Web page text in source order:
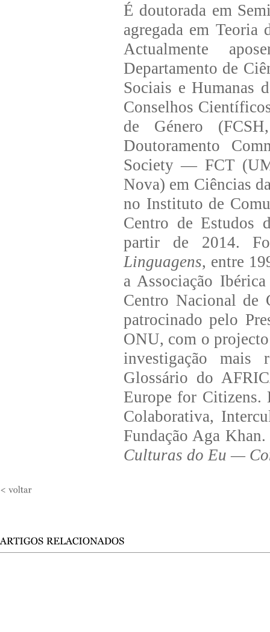
É doutorada em
agregada em
Actualmente
Departamento de
Sociais e Humanas
Conselhos
de Género
Doutoramento
Society — FCT
Nova) em Ciências
no Instituto de
Centro de
partir de 2014.
Linguagens, entre
a Associação
Centro Nacional
patrocinado pelo
ONU, com o
investigação mais
Glossário do
Europe for
Colaborativa,
Fundação Aga
Culturas do Eu —